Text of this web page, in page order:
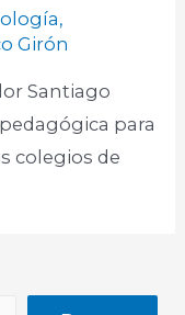
,
Girón
Santiago
para
colegios de